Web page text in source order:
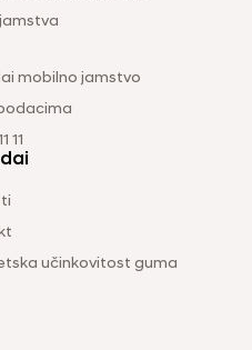
mobilno jamstvo
11
učinkovitost guma